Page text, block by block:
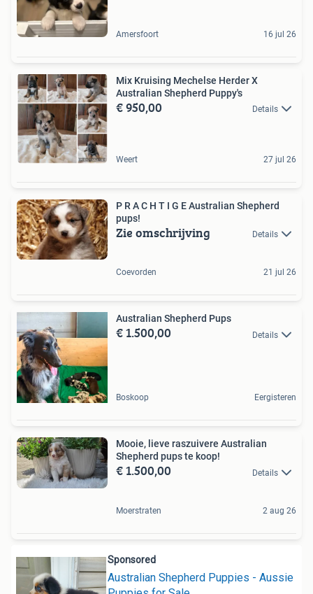
Amersfoort 16 jul 26
Mix Kruising Mechelse Herder X
Australian Shepherd Puppy's
€ 950,00 Details
Weert 27 jul 26
P R A C H T I G E Australian Shepherd
pups!
Zie omschrijving Details
Coevorden 21 jul 26
Australian Shepherd Pups
€ 1.500,00 Details
Boskoop Eergisteren
Mooie, lieve raszuivere Australian
Shepherd pups te koop!
€ 1.500,00 Details
Moerstraten 2 aug 26